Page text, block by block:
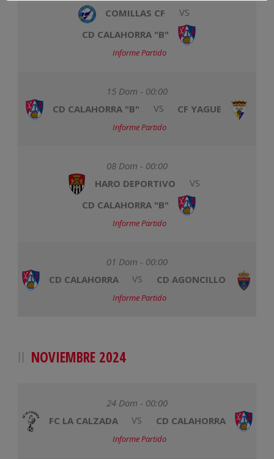
COMILLAS CF
VS
CD CALAHORRA "B"
Informe Partido
15 Dom - 00:00
CD CALAHORRA "B"
VS CF YAGUE
Informe Partido
08 Dom - 00:00
HARO DEPORTIVO
VS
CD CALAHORRA "B"
Informe Partido
01 Dom - 00:00
CD CALAHORRA
VS CD AGONCILLO
Informe Partido
NOVIEMBRE 2024
24 Dom - 00:00
FC LA CALZADA
VS CD CALAHORRA
Informe Partido